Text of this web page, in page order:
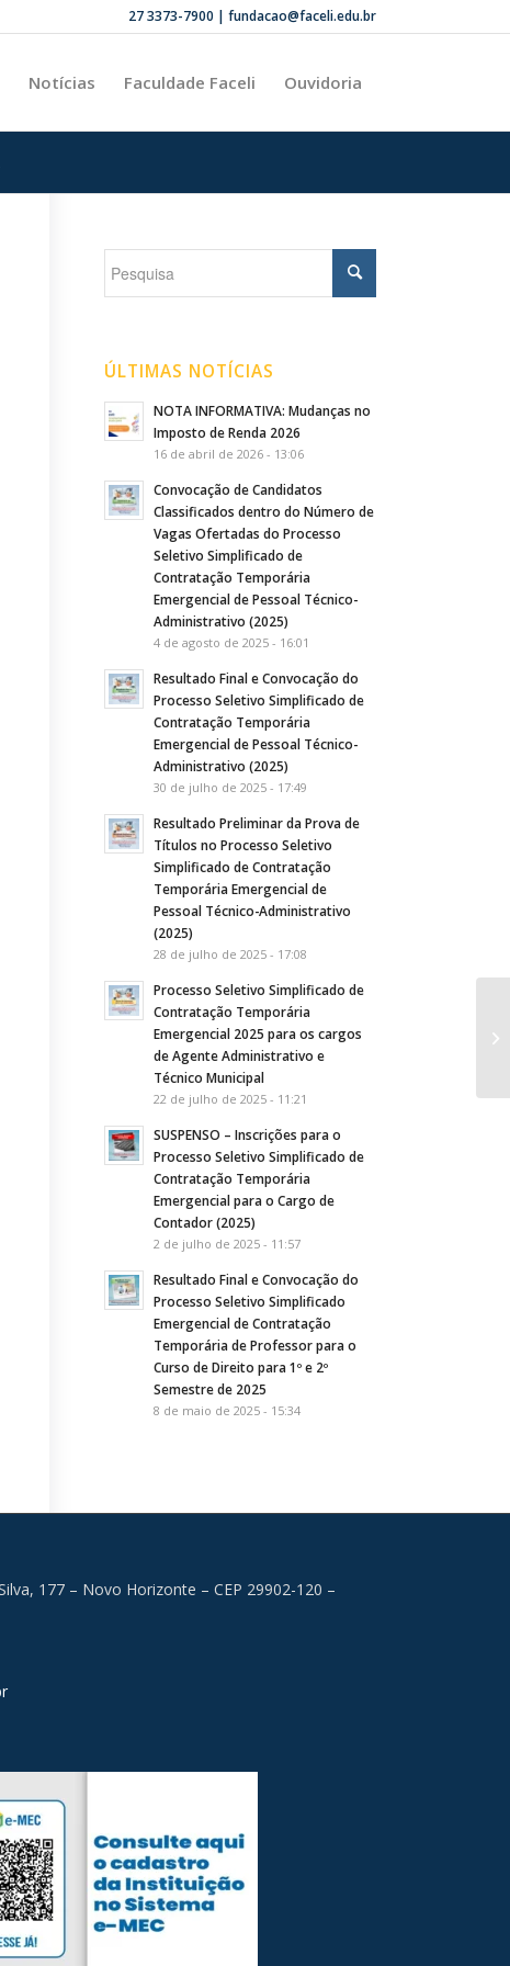
27 3373-7900 | fundacao@faceli.edu.br
Notícias Faculdade Faceli Ouvidoria
ÚLTIMAS NOTÍCIAS
NOTA INFORMATIVA: Mudanças no
Imposto de Renda 2026
16 de abril de 2026 - 13:06
Convocação de Candidatos
Classificados dentro do Número de
Vagas Ofertadas do Processo
Seletivo Simplificado de
Contratação Temporária
Emergencial de Pessoal Técnico-
Administrativo (2025)
4 de agosto de 2025 - 16:01
Resultado Final e Convocação do
Processo Seletivo Simplificado de
Contratação Temporária
Emergencial de Pessoal Técnico-
Administrativo (2025)
30 de julho de 2025 - 17:49
Resultado Preliminar da Prova de
Títulos no Processo Seletivo
Simplificado de Contratação
Temporária Emergencial de
Pessoal Técnico-Administrativo
(2025)
28 de julho de 2025 - 17:08
Processo Seletivo Simplificado de
Contratação Temporária
Emergencial 2025 para os cargos
de Agente Administrativo e
Técnico Municipal
22 de julho de 2025 - 11:21
SUSPENSO – Inscrições para o
Processo Seletivo Simplificado de
Contratação Temporária
Emergencial para o Cargo de
Contador (2025)
2 de julho de 2025 - 11:57
Resultado Final e Convocação do
Processo Seletivo Simplificado
Emergencial de Contratação
Temporária de Professor para o
Curso de Direito para 1º e 2º
Semestre de 2025
8 de maio de 2025 - 15:34
177 – Novo Horizonte – CEP 29902-120 –